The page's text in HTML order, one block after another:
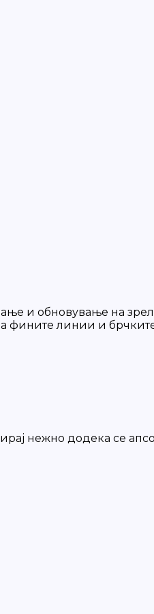
и обновување на
фините линии и
нежно додека се